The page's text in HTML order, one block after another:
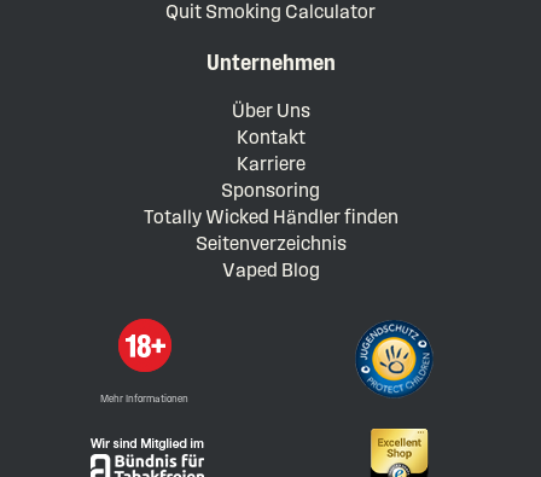
Quit Smoking Calculator
Unternehmen
Über Uns
Kontakt
Karriere
Sponsoring
Totally Wicked Händler finden
Seitenverzeichnis
Vaped Blog
Mehr Informationen